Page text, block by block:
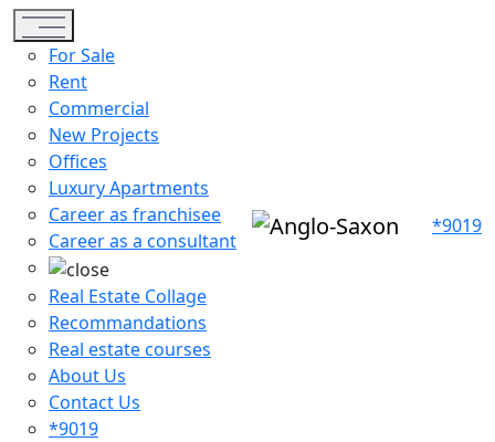
Toggle navigation
For Sale
Rent
Commercial
New Projects
Offices
Luxury Apartments
Career as franchisee
Career as a consultant
Real Estate Collage
Recommandations
Real estate courses
About Us
Contact Us
*9019
*9019